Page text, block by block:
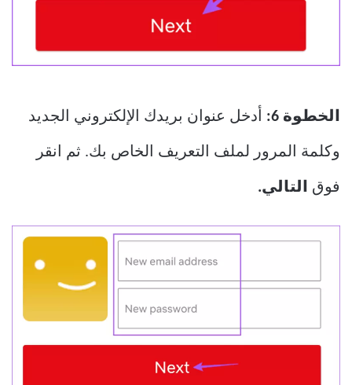
الخطوة 6: أدخل عنوان بريدك الإلكتروني الجديد
وكلمة المرور لملف التعريف الخاص بك. ثم انقر
فوق التالي.